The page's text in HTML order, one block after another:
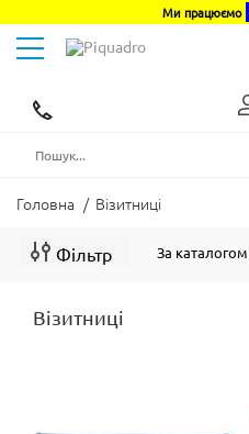
Ми працюємо
Toggle
navigation
Головна / Візитниці
Фільтр
Візитниці